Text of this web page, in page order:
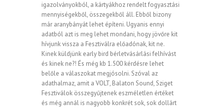
igazolványokból, a kártyákhoz rendelt fogyasztási
mennyiségekből, összegekből áll. Ebből bizony
már aranybányát lehet építeni. Ugyanis ennyi
adatból azt is meg lehet mondani, hogy jövőre kit
hívjunk vissza a Fesztiválra előadónak, kit ne.
Kinek küldjünk early bird bérletvásárlási felhívást
és kinek ne?! És még kb 1.500 kérdésre lehet
belőle a válaszokat megjósolni. Szóval az
adathalmaz, amit a VOLT, Balaton Sound, Sziget
Fesztiválok összegyűjtenek eszméletlen értéket
és még annál is nagyobb konkrét sok, sok dollárt